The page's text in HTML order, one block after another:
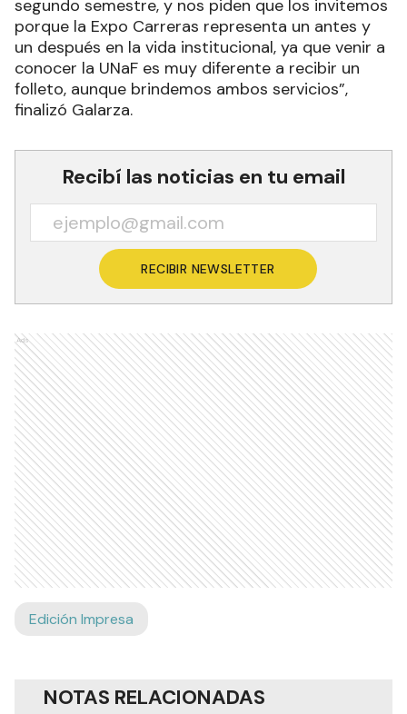
segundo semestre, y nos piden que los invitemos
porque la Expo Carreras representa un antes y
un después en la vida institucional, ya que venir a
conocer la UNaF es muy diferente a recibir un
folleto, aunque brindemos ambos servicios”,
finalizó Galarza.
Recibí las noticias en tu email
RECIBIR NEWSLETTER
Ads
Edición Impresa
NOTAS RELACIONADAS